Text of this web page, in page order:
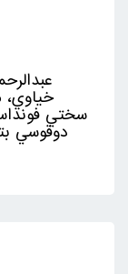
خياوي،
سختي
دوقوسي